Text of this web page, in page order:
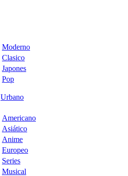
Moderno
Clasico
Japones
Pop
Urbano
Americano
Asiático
Anime
Europeo
Series
Musical